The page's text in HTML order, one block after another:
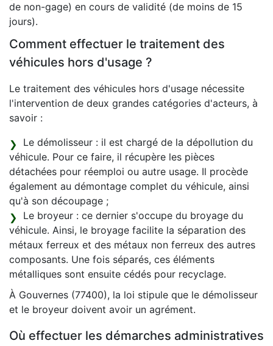
de non-gage) en cours de validité (de moins de 15
jours).
Comment effectuer le traitement des
véhicules hors d'usage ?
Le traitement des véhicules hors d'usage nécessite
l'intervention de deux grandes catégories d'acteurs, à
savoir :
Le démolisseur : il est chargé de la dépollution du
véhicule. Pour ce faire, il récupère les pièces
détachées pour réemploi ou autre usage. Il procède
également au démontage complet du véhicule, ainsi
qu'à son découpage ;
Le broyeur : ce dernier s'occupe du broyage du
véhicule. Ainsi, le broyage facilite la séparation des
métaux ferreux et des métaux non ferreux des autres
composants. Une fois séparés, ces éléments
métalliques sont ensuite cédés pour recyclage.
À Gouvernes (77400), la loi stipule que le démolisseur
et le broyeur doivent avoir un agrément.
Où effectuer les démarches administratives